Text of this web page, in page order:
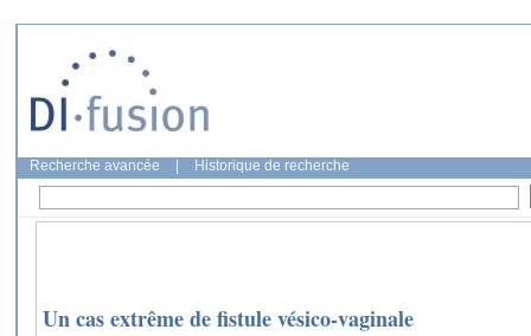
Recherche avancée Historique de recherche
Un cas extrême de fistule vésico-vaginale